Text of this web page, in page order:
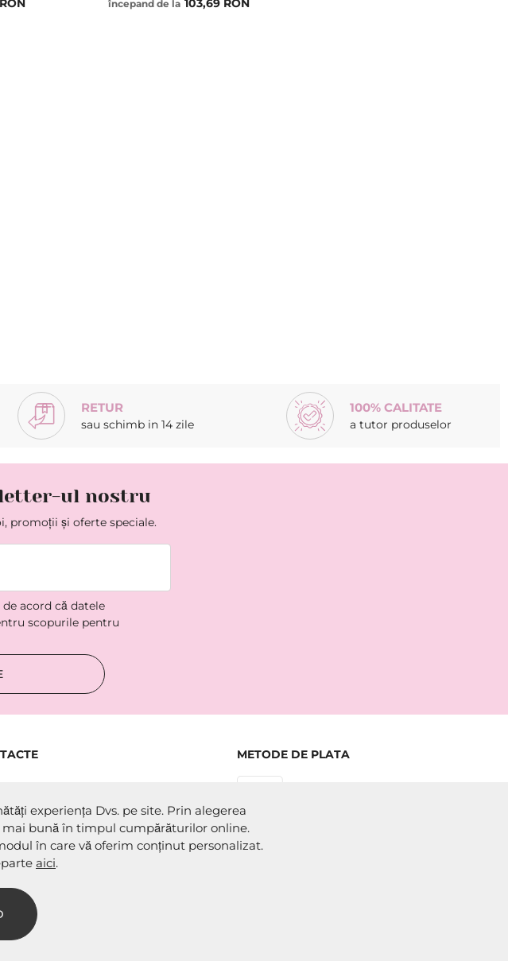
începand de la 103,69 RON
RETUR
sau schimb in 14 zile
100% CALITATE
a tutor produselor
ul nostru
promoții și oferte speciale.
acord că datele
scopurile pentru
NE
METODE DE PLATA
METODE DE EXPEDIERE
experiența Dvs. pe site. Prin alegerea
mai bună în timpul cumpărăturilor online.
în care vă oferim conținut personalizat.
aici.